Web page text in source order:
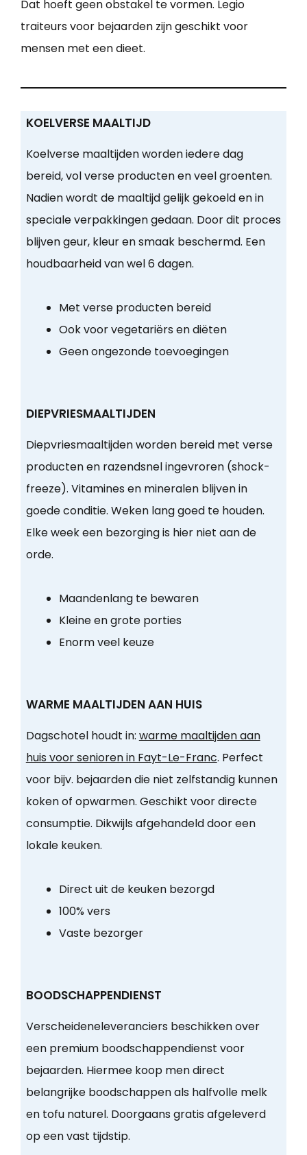
Dat hoeft geen obstakel te vormen. Legio
traiteurs voor bejaarden zijn geschikt voor
mensen met een dieet.
KOELVERSE MAALTIJD
Koelverse maaltijden worden iedere dag
bereid, vol verse producten en veel groenten.
Nadien wordt de maaltijd gelijk gekoeld en in
speciale verpakkingen gedaan. Door dit proces
blijven geur, kleur en smaak beschermd. Een
houdbaarheid van wel 6 dagen.
Met verse producten bereid
Ook voor vegetariërs en diëten
Geen ongezonde toevoegingen
DIEPVRIESMAALTIJDEN
Diepvriesmaaltijden worden bereid met verse
producten en razendsnel ingevroren (shock-
freeze). Vitamines en mineralen blijven in
goede conditie. Weken lang goed te houden.
Elke week een bezorging is hier niet aan de
orde.
Maandenlang te bewaren
Kleine en grote porties
Enorm veel keuze
WARME MAALTIJDEN AAN HUIS
Dagschotel houdt in: warme maaltijden aan
huis voor senioren in Fayt-Le-Franc. Perfect
voor bijv. bejaarden die niet zelfstandig kunnen
koken of opwarmen. Geschikt voor directe
consumptie. Dikwijls afgehandeld door een
lokale keuken.
Direct uit de keuken bezorgd
100% vers
Vaste bezorger
BOODSCHAPPENDIENST
Verscheideneleveranciers beschikken over
een premium boodschappendienst voor
bejaarden. Hiermee koop men direct
belangrijke boodschappen als halfvolle melk
en tofu naturel. Doorgaans gratis afgeleverd
op een vast tijdstip.